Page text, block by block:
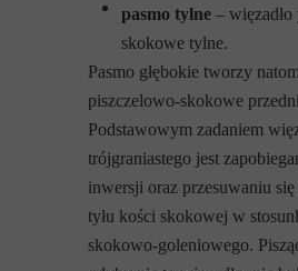
pasmo tylne –
skokowe tylne.
Pasmo głębokie tworzy
piszczelowo-skokowe
Podstawowym zadaniem
trójgraniastego jest
inwersji oraz przesuwaniu
tyłu kości skokowej w
skokowo-goleniowego.